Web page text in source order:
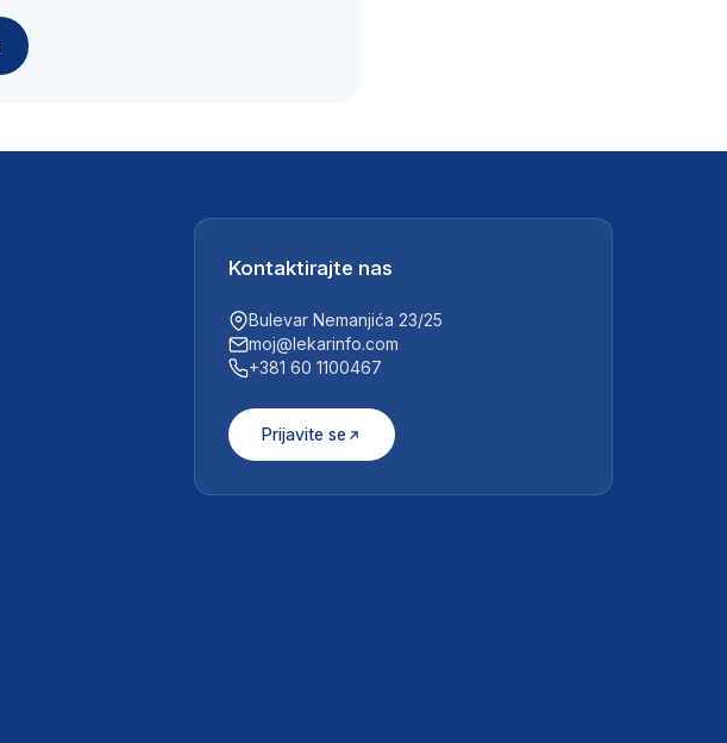
Kontaktirajte nas
Bulevar Nemanjića 23/25
moj@lekarinfo.com
+381 60 1100467
Prijavite se